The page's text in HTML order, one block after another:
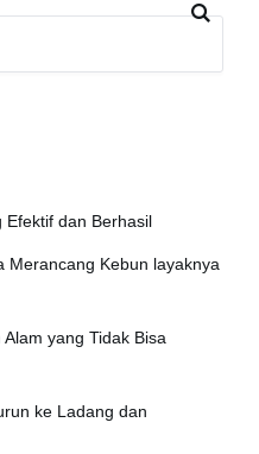
Efektif dan Berhasil
Merancang Kebun layaknya
yang Tidak Bisa
ke Ladang dan